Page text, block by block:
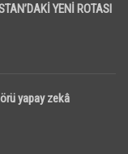
YENİ ROTASI
yapay zekâ